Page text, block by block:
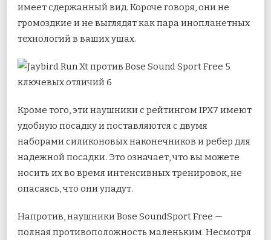
имеет сдержанный вид. Короче говоря, они не
громоздкие и не выглядят как пара инопланетных
технологий в ваших ушах.
Кроме того, эти наушники с рейтингом IPX7 имеют
удобную посадку и поставляются с двумя
наборами силиконовых наконечников и ребер для
надежной посадки. Это означает, что вы можете
носить их во время интенсивных тренировок, не
опасаясь, что они упадут.
Напротив, наушники Bose SoundSport Free —
полная противоположность маленьким. Несмотря